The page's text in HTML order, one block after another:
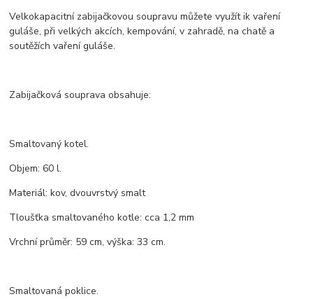
Velkokapacitní zabijačkovou soupravu můžete využít ik vaření
guláše, při velkých akcích, kempování, v zahradě, na chatě a
soutěžích vaření guláše.
Zabijačková souprava obsahuje:
Smaltovaný kotel.
Objem: 60 l.
Materiál: kov, dvouvrstvý smalt
Tloušťka smaltovaného kotle: cca 1,2 mm
Vrchní průměr: 59 cm, výška: 33 cm.
Smaltovaná poklice.